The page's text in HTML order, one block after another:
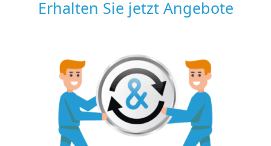
Erhalten Sie jetzt Angebote